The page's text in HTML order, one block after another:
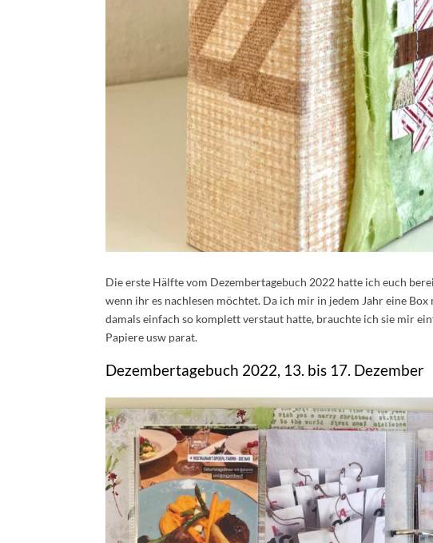
Die erste Hälfte vom Dezembertagebuch 2022 hatte ich euch
wenn ihr es nachlesen möchtet. Da ich mir in jedem Jahr eine
damals einfach so komplett verstaut hatte, brauchte ich sie mir
Papiere usw parat.
Dezembertagebuch 2022, 13. bis 17. Dezember